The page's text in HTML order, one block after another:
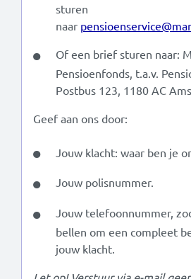
sturen
naar
Of een brief sturen naar:
Pensioenfonds, t.a.v.
Postbus 123, 1180 AC
Geef aan ons door:
Jouw klacht: waar ben je
Jouw polisnummer.
Jouw telefoonnummer,
bellen om een compleet
jouw klacht.